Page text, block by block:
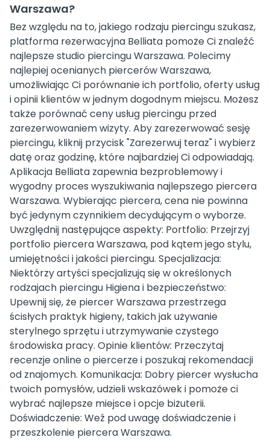
Warszawa?
Bez względu na to, jakiego rodzaju piercingu szukasz,
platforma rezerwacyjna Belliata pomoże Ci znaleźć
najlepsze studio piercingu Warszawa. Polecimy
najlepiej ocenianych piercerów Warszawa,
umożliwiając Ci porównanie ich portfolio, oferty usług
i opinii klientów w jednym dogodnym miejscu. Możesz
także porównać ceny usług piercingu przed
zarezerwowaniem wizyty. Aby zarezerwować sesję
piercingu, kliknij przycisk "Zarezerwuj teraz" i wybierz
datę oraz godzinę, które najbardziej Ci odpowiadają.
Aplikacja Belliata zapewnia bezproblemowy i
wygodny proces wyszukiwania najlepszego piercera
Warszawa. Wybierając piercera, cena nie powinna
być jedynym czynnikiem decydującym o wyborze.
Uwzględnij następujące aspekty: Portfolio: Przejrzyj
portfolio piercera Warszawa, pod kątem jego stylu,
umiejętności i jakości piercingu. Specjalizacja:
Niektórzy artyści specjalizują się w określonych
rodzajach piercingu Higiena i bezpieczeństwo:
Upewnij się, że piercer Warszawa przestrzega
ścisłych praktyk higieny, takich jak używanie
sterylnego sprzętu i utrzymywanie czystego
środowiska pracy. Opinie klientów: Przeczytaj
recenzje online o piercerze i poszukaj rekomendacji
od znajomych. Komunikacja: Dobry piercer wysłucha
twoich pomysłów, udzieli wskazówek i pomoże ci
wybrać najlepsze miejsce i opcje biżuterii.
Doświadczenie: Weź pod uwagę doświadczenie i
przeszkolenie piercera Warszawa.